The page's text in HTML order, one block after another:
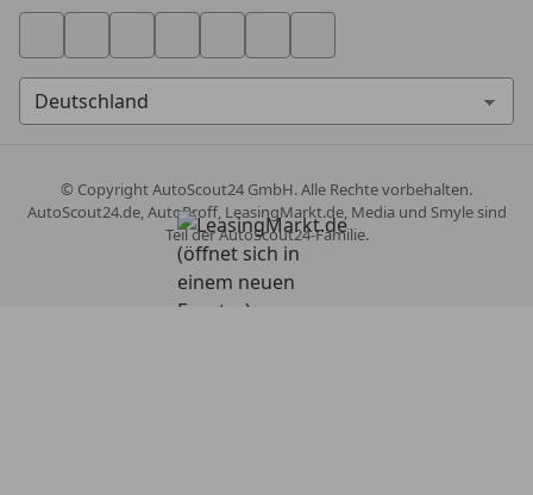
© CopyrightAutoScout24 GmbH. Alle Rechte vorbehalten.
AutoScout24.de, AutoProff, LeasingMarkt.de, Media und Smyle sind
Teil der AutoScout24-Familie.